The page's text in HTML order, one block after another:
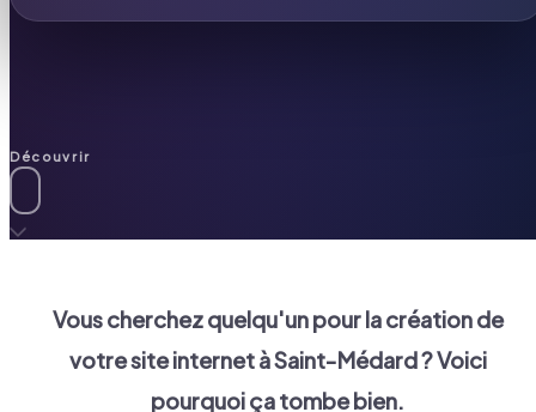
Découvrir
Vous cherchez quelqu'un pour la création de
votre site internet àSaint-Médard? Voici
pourquoi ça tombe bien.